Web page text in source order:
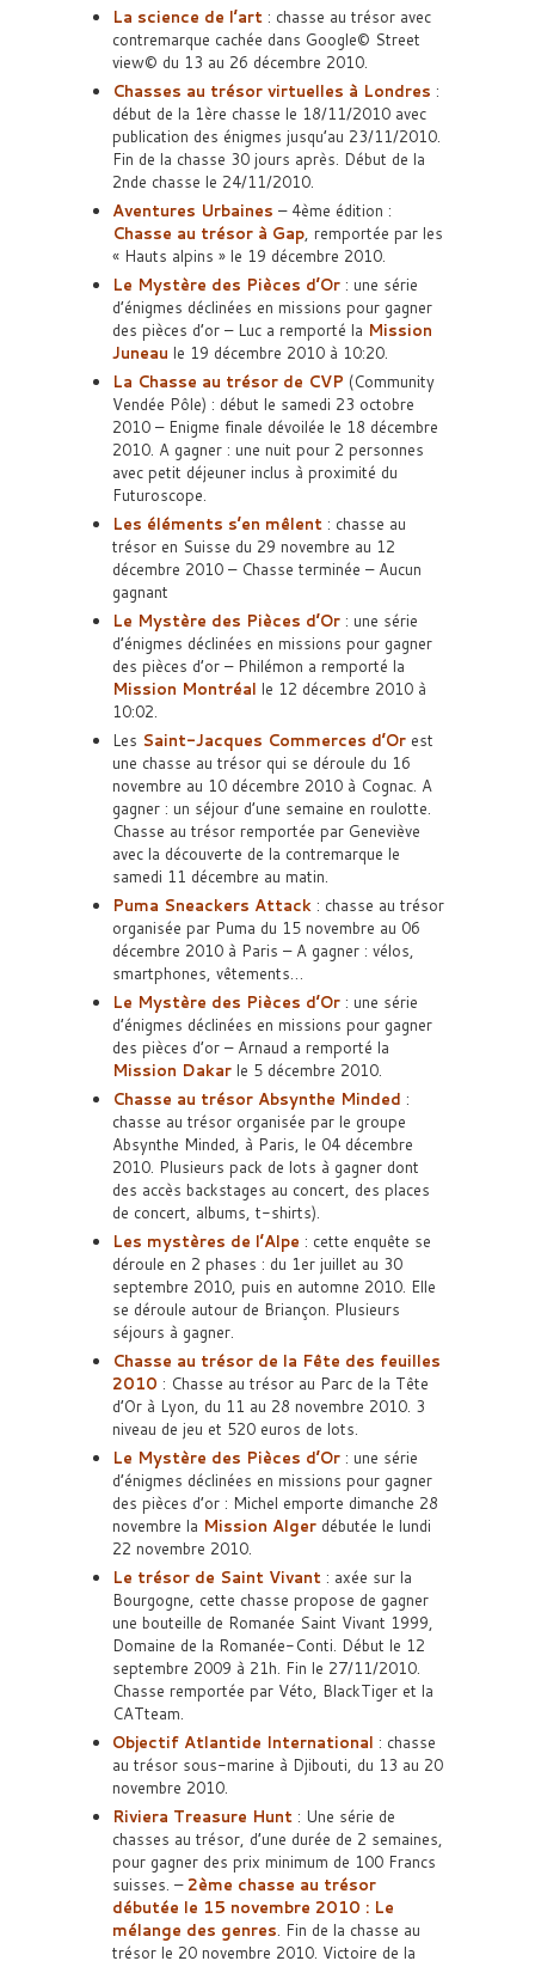
La science de l’art : chasse au trésor avec
contremarque cachée dans Google© Street
view© du 13 au 26 décembre 2010.
Chasses au trésor virtuelles à Londres :
début de la 1ère chasse le 18/11/2010 avec
publication des énigmes jusqu’au 23/11/2010.
Fin de la chasse 30 jours après. Début de la
2nde chasse le 24/11/2010.
Aventures Urbaines – 4ème édition :
Chasse au trésor à Gap, remportée par les
« Hauts alpins » le 19 décembre 2010.
Le Mystère des Pièces d’Or : une série
d’énigmes déclinées en missions pour gagner
des pièces d’or – Luc a remporté la Mission
Juneau le 19 décembre 2010 à 10:20.
La Chasse au trésor de CVP (Community
Vendée Pôle) : début le samedi 23 octobre
2010 – Enigme finale dévoilée le 18 décembre
2010. A gagner : une nuit pour 2 personnes
avec petit déjeuner inclus à proximité du
Futuroscope.
Les éléments s’en mêlent : chasse au
trésor en Suisse du 29 novembre au 12
décembre 2010 – Chasse terminée – Aucun
gagnant
Le Mystère des Pièces d’Or : une série
d’énigmes déclinées en missions pour gagner
des pièces d’or – Philémon a remporté la
Mission Montréal le 12 décembre 2010 à
10:02.
Les Saint-Jacques Commerces d’Or est
une chasse au trésor qui se déroule du 16
novembre au 10 décembre 2010 à Cognac. A
gagner : un séjour d’une semaine en roulotte.
Chasse au trésor remportée par Geneviève
avec la découverte de la contremarque le
samedi 11 décembre au matin.
Puma Sneackers Attack : chasse au trésor
organisée par Puma du 15 novembre au 06
décembre 2010 à Paris – A gagner : vélos,
smartphones, vêtements…
Le Mystère des Pièces d’Or : une série
d’énigmes déclinées en missions pour gagner
des pièces d’or – Arnaud a remporté la
Mission Dakar le 5 décembre 2010.
Chasse au trésor Absynthe Minded :
chasse au trésor organisée par le groupe
Absynthe Minded, à Paris, le 04 décembre
2010. Plusieurs pack de lots à gagner dont
des accès backstages au concert, des places
de concert, albums, t-shirts).
Les mystères de l’Alpe : cette enquête se
déroule en 2 phases : du 1er juillet au 30
septembre 2010, puis en automne 2010. Elle
se déroule autour de Briançon. Plusieurs
séjours à gagner.
Chasse au trésor de la Fête des feuilles
2010 : Chasse au trésor au Parc de la Tête
d’Or à Lyon, du 11 au 28 novembre 2010. 3
niveau de jeu et 520 euros de lots.
Le Mystère des Pièces d’Or : une série
d’énigmes déclinées en missions pour gagner
des pièces d’or : Michel emporte dimanche 28
novembre la Mission Alger débutée le lundi
22 novembre 2010.
Le trésor de Saint Vivant : axée sur la
Bourgogne, cette chasse propose de gagner
une bouteille de Romanée Saint Vivant 1999,
Domaine de la Romanée-Conti. Début le 12
septembre 2009 à 21h. Fin le 27/11/2010.
Chasse remportée par Véto, BlackTiger et la
CATteam.
Objectif Atlantide International : chasse
au trésor sous-marine à Djibouti, du 13 au 20
novembre 2010.
Riviera Treasure Hunt : Une série de
chasses au trésor, d’une durée de 2 semaines,
pour gagner des prix minimum de 100 Francs
suisses. – 2ème chasse au trésor
débutée le 15 novembre 2010 : Le
mélange des genres. Fin de la chasse au
trésor le 20 novembre 2010. Victoire de la